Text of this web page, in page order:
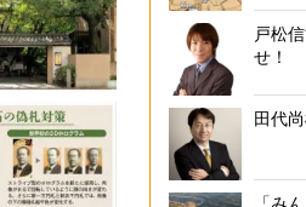
戸松
せ！
田代